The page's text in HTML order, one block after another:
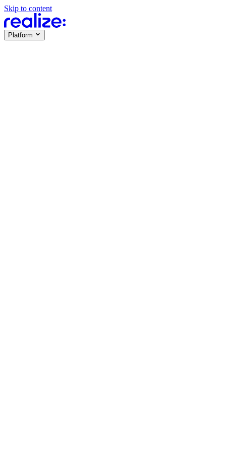
Skip to content
Platform